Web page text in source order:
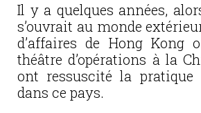
Il y a quelques années,
s’ouvrait au monde
d’affaires de Hong Kong
théâtre d’opérations à la
ont ressuscité la pratique
dans ce pays.